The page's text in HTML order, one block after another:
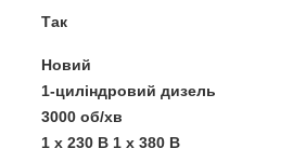
Так
Новий
1-циліндровий дизель
3000 об/хв
1 x 230 В 1 x 380 В